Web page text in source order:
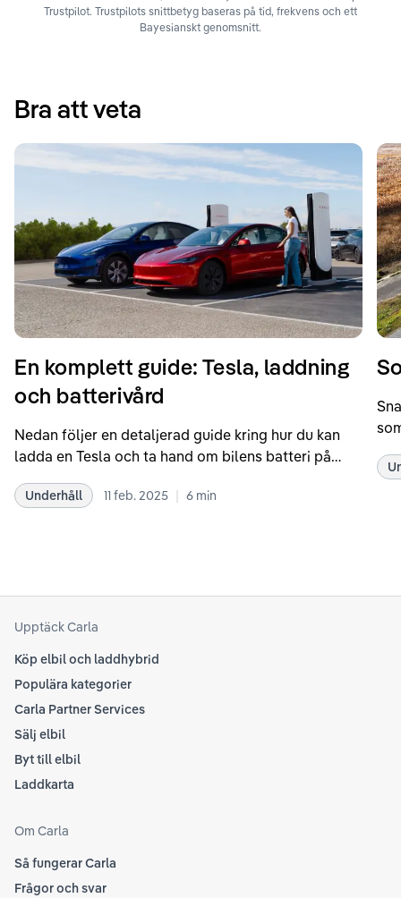
Trustpilot. Trustpilots snittbetyg baseras på tid, frekvens och ett
Bayesianskt genomsnitt.
Bra att veta
En komplett guide: Tesla, laddning
och batterivård
Nedan följer en detaljerad guide kring hur du kan
ladda en Tesla och ta hand om bilens batteri på
rekommendationer samt våra egna erfarenheter
Underhåll 11 feb. 2025 | 6 min
att
Upptäck Carla
Köp elbil och laddhybrid
Populära kategorier
Carla Partner Services
Sälj elbil
Byt till elbil
Laddkarta
Om Carla
Så fungerar Carla
Frågor och svar